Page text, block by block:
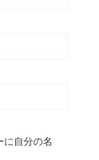
に自分の名